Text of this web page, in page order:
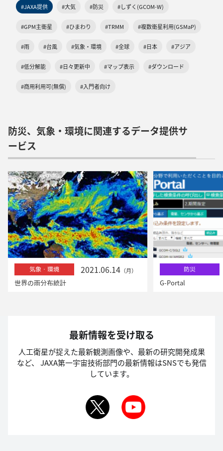
#JAXA提供 #大気 #防災 #しずく(GCOM-W)
#GPM主衛星 #ひまわり #TRMM #複数衛星利用(GSMaP)
#雨 #台風 #気象・環境 #全球 #日本 #アジア
#低分解能 #日々更新中 #マップ表示 #ダウンロード
#商用利用可(無償) #入門者向け
防災、気象・環境に関連するデータ提供サ
ービス
気象・環境 2021.06.14 （月）
世界の雨分布統計
防災
G-Portal
最新情報を受け取る
人工衛星が捉えた最新観測画像や、最新の研究開発成果
など、
JAXA第一宇宙技術部門の最新情報はSNSでも発信
しています。